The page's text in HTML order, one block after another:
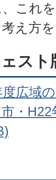
、これ
え方
スト
広域
市・